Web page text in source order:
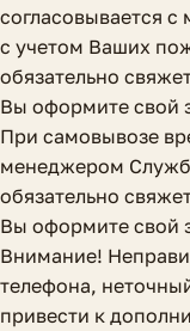
согласовывается
с учетом Ваших
обязательно
Вы оформите свой
При самовывозе
менеджером
обязательно
Вы оформите свой
Внимание!
телефона,
привести к